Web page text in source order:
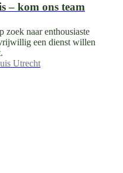
– kom ons team
naar enthousiaste
een dienst willen
Utrecht